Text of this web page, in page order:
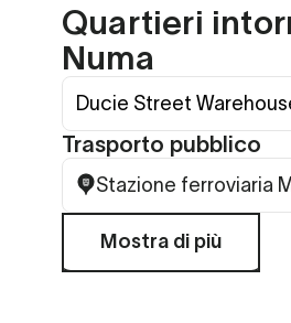
Quartieri
Numa
Ducie Street
Trasporto pubblico
Stazione ferroviaria
Mostra di più